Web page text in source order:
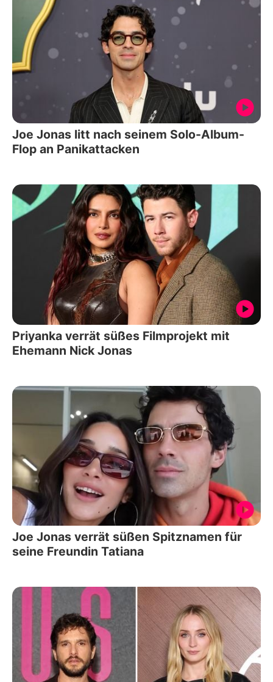
Joe Jonas litt nach seinem Solo-Album-
Flop an Panikattacken
Priyanka verrät süßes Filmprojekt mit
Ehemann Nick Jonas
Joe Jonas verrät süßen Spitznamen für
seine Freundin Tatiana